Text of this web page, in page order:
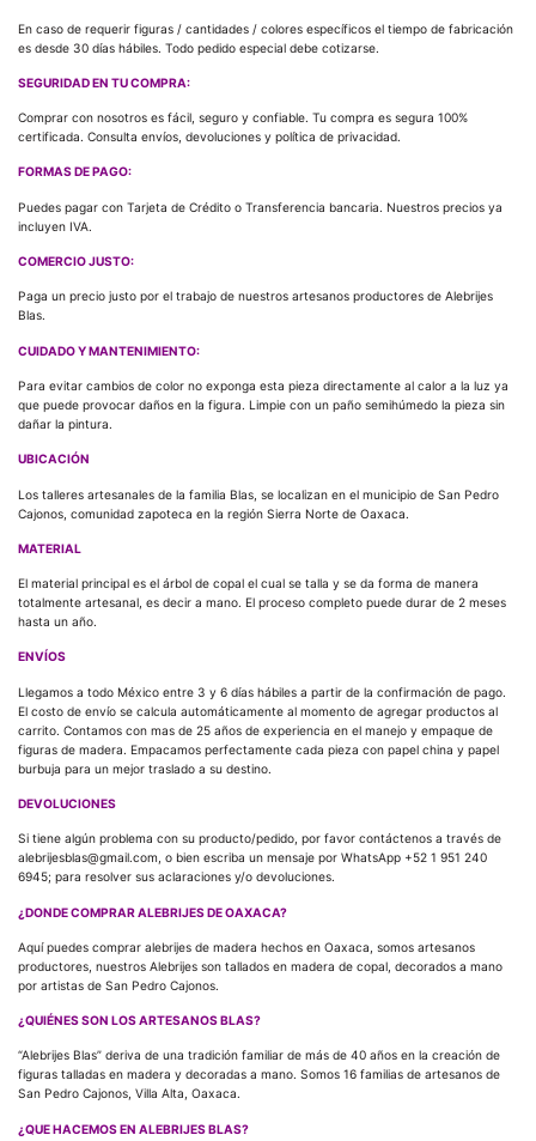
En caso de requerir figuras / cantidades / colores específicos el tiempo de fabricación
es desde 30 días hábiles. Todo pedido especial debe cotizarse.
SEGURIDAD EN TU COMPRA:
Comprar con nosotros es fácil, seguro y confiable. Tu compra es segura 100%
certificada. Consulta envíos, devoluciones y política de privacidad.
FORMAS DE PAGO:
Puedes pagar con Tarjeta de Crédito o Transferencia bancaria. Nuestros precios ya
incluyen IVA.
COMERCIO JUSTO:
Paga un precio justo por el trabajo de nuestros artesanos productores de Alebrijes
Blas.
CUIDADO Y MANTENIMIENTO:
Para evitar cambios de color no exponga esta pieza directamente al calor a la luz ya
que puede provocar daños en la figura. Limpie con un paño semihúmedo la pieza sin
dañar la pintura.
UBICACIÓN
Los talleres artesanales de la familia Blas, se localizan en el municipio de San Pedro
Cajonos, comunidad zapoteca en la región Sierra Norte de Oaxaca.
MATERIAL
El material principal es el árbol de copal el cual se talla y se da forma de manera
totalmente artesanal, es decir a mano. El proceso completo puede durar de 2 meses
hasta un año.
ENVÍOS
Llegamos a todo México entre 3 y 6 días hábiles a partir de la confirmación de pago.
El costo de envío se calcula automáticamente al momento de agregar productos al
carrito. Contamos con mas de 25 años de experiencia en el manejo y empaque de
figuras de madera. Empacamos perfectamente cada pieza con papel china y papel
burbuja para un mejor traslado a su destino.
DEVOLUCIONES
Si tiene algún problema con su producto/pedido, por favor contáctenos a través de
alebrijesblas@gmail.com, o bien escriba un mensaje por WhatsApp +52 1 951 240
6945; para resolver sus aclaraciones y/o devoluciones.
¿DONDE COMPRAR ALEBRIJES DE OAXACA?
Aquí puedes comprar alebrijes de madera hechos en Oaxaca, somos artesanos
productores, nuestros Alebrijes son tallados en madera de copal, decorados a mano
por artistas de San Pedro Cajonos.
¿QUIÉNES SON LOS ARTESANOS BLAS?
“Alebrijes Blas” deriva de una tradición familiar de más de 40 años en la creación de
figuras talladas en madera y decoradas a mano. Somos 16 familias de artesanos de
San Pedro Cajonos, Villa Alta, Oaxaca.
¿QUE HACEMOS EN ALEBRIJES BLAS?